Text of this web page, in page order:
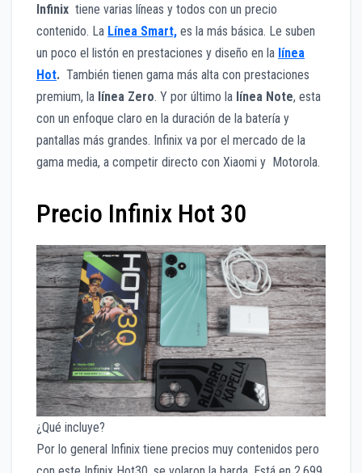
Infinix tiene varias líneas y todos con un precio
contenido. La Línea Smart, es la más básica. Le suben
un poco el listón en prestaciones y diseño en la línea
Hot. También tienen gama más alta con prestaciones
premium, la línea Zero. Y por último la línea Note, esta
con un enfoque claro en la duración de la batería y
pantallas más grandes. Infinix va por el mercado de la
gama media, a competir directo con Xiaomi y Motorola.
Precio Infinix Hot 30
¿Qué incluye?
Por lo general Infinix tiene precios muy contenidos pero